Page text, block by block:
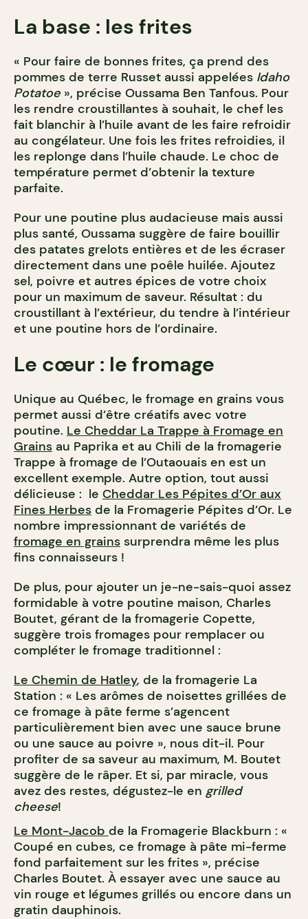
La base : les frites
« Pour faire de bonnes frites, ça prend des
pommes de terre Russet aussi appelées Idaho
Potatoe », précise Oussama Ben Tanfous. Pour
les rendre croustillantes à souhait, le chef les
fait blanchir à l’huile avant de les faire refroidir
au congélateur. Une fois les frites refroidies, il
les replonge dans l’huile chaude. Le choc de
température permet d’obtenir la texture
parfaite.
Pour une poutine plus audacieuse mais aussi
plus santé, Oussama suggère de faire bouillir
des patates grelots entières et de les écraser
directement dans une poêle huilée. Ajoutez
sel, poivre et autres épices de votre choix
pour un maximum de saveur. Résultat : du
croustillant à l’extérieur, du tendre à l’intérieur
et une poutine hors de l’ordinaire.
Le cœur : le fromage
Unique au Québec, le fromage en grains vous
permet aussi d’être créatifs avec votre
poutine. Le Cheddar La Trappe à Fromage en
Grains au Paprika et au Chili de la fromagerie
Trappe à fromage de l’Outaouais en est un
excellent exemple. Autre option, tout aussi
délicieuse : le Cheddar Les Pépites d’Or aux
Fines Herbes de la Fromagerie Pépites d’Or. Le
nombre impressionnant de variétés de
fromage en grains surprendra même les plus
fins connaisseurs !
De plus, pour ajouter un je-ne-sais-quoi assez
formidable à votre poutine maison, Charles
Boutet, gérant de la fromagerie Copette,
suggère trois fromages pour remplacer ou
compléter le fromage traditionnel :
Le Chemin de Hatley, de la fromagerie La
Station : « Les arômes de noisettes grillées de
ce fromage à pâte ferme s’agencent
particulièrement bien avec une sauce brune
ou une sauce au poivre », nous dit-il. Pour
profiter de sa saveur au maximum, M. Boutet
suggère de le râper. Et si, par miracle, vous
avez des restes, dégustez-le en grilled
cheese!
Le Mont-Jacob de la Fromagerie Blackburn : «
Coupé en cubes, ce fromage à pâte mi-ferme
fond parfaitement sur les frites », précise
Charles Boutet. À essayer avec une sauce au
vin rouge et légumes grillés ou encore dans un
gratin dauphinois.